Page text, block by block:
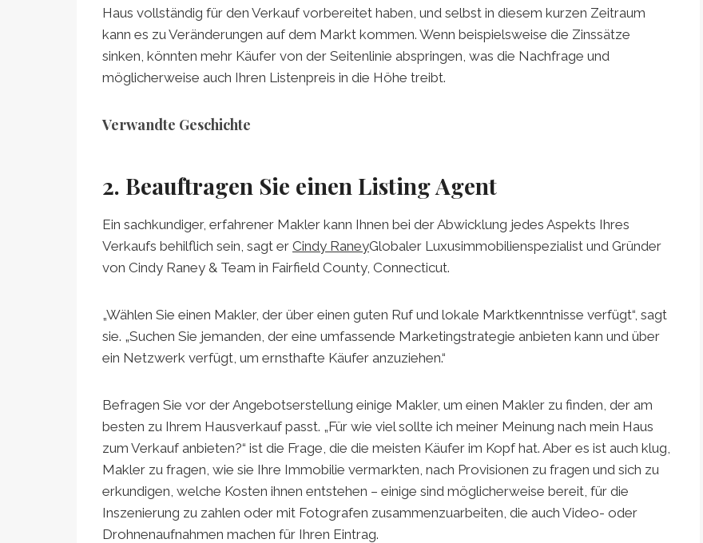
Haus vollständig für den Verkauf vorbereitet haben, und selbst in diesem kurzen Zeitraum
kann es zu Veränderungen auf dem Markt kommen. Wenn beispielsweise die Zinssätze
sinken, könnten mehr Käufer von der Seitenlinie abspringen, was die Nachfrage und
möglicherweise auch Ihren Listenpreis in die Höhe treibt.
Verwandte Geschichte
2. Beauftragen Sie einen Listing Agent
Ein sachkundiger, erfahrener Makler kann Ihnen bei der Abwicklung jedes Aspekts Ihres
Verkaufs behilflich sein, sagt er Cindy RaneyGlobaler Luxusimmobilienspezialist und Gründer
von Cindy Raney & Team in Fairfield County, Connecticut.
„Wählen Sie einen Makler, der über einen guten Ruf und lokale Marktkenntnisse verfügt“, sagt
sie. „Suchen Sie jemanden, der eine umfassende Marketingstrategie anbieten kann und über
ein Netzwerk verfügt, um ernsthafte Käufer anzuziehen.“
Befragen Sie vor der Angebotserstellung einige Makler, um einen Makler zu finden, der am
besten zu Ihrem Hausverkauf passt. „Für wie viel sollte ich meiner Meinung nach mein Haus
zum Verkauf anbieten?“ ist die Frage, die die meisten Käufer im Kopf hat. Aber es ist auch klug,
Makler zu fragen, wie sie Ihre Immobilie vermarkten, nach Provisionen zu fragen und sich zu
erkundigen, welche Kosten ihnen entstehen – einige sind möglicherweise bereit, für die
Inszenierung zu zahlen oder mit Fotografen zusammenzuarbeiten, die auch Video- oder
Drohnenaufnahmen machen für Ihren Eintrag.